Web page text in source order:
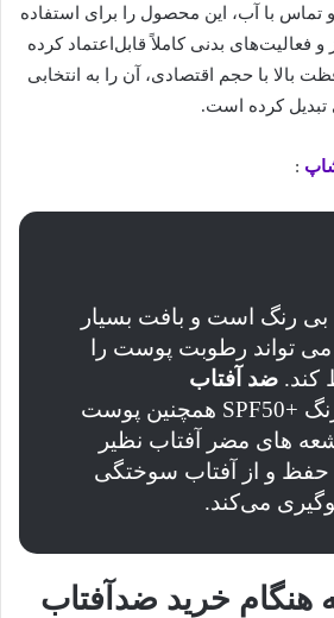
و تماس با آب، این محصول را برای استفاده
فعالیت‌های بدنی کاملاً قابل‌اعتماد کرده
بالا با حجم اقتصادی، آن را به انتخابی
کرده است.
:
بی رنگ است و بافت بسیار
تواند رطوبت پوست را
کند. ضد آفتاب
بی رنگ +SPF50 همچنین پوست
های مضر آفتاب نظیر
UVA و UVB حفظ و از آفتاب سوختگی
می‌کند.
هنگام خرید ضدآفتاب